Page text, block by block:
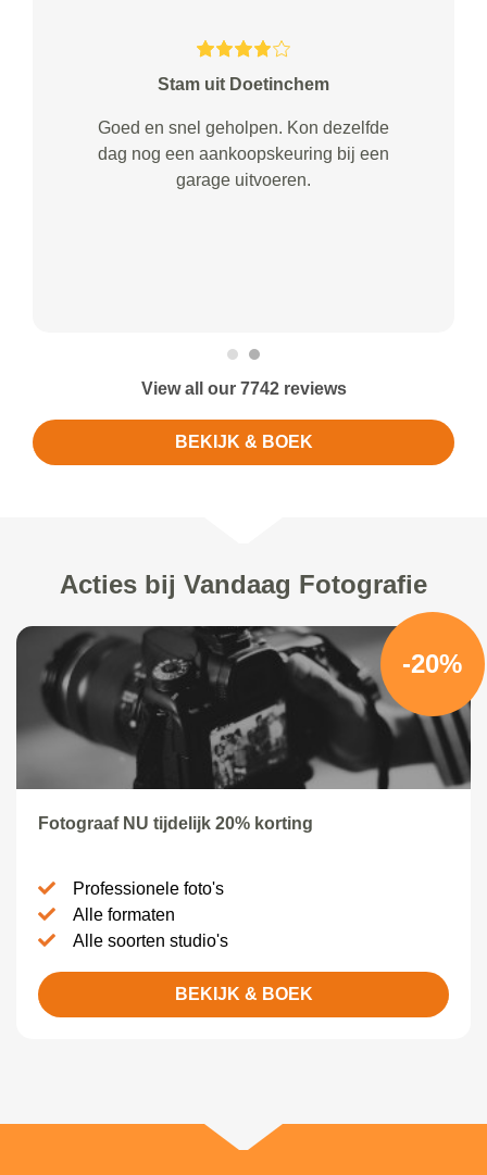
Stam uit Doetinchem
Goed en snel geholpen. Kon dezelfde
dag nog een aankoopskeuring bij een
garage uitvoeren.
View all our 7742 reviews
BEKIJK & BOEK
Acties bij Vandaag Fotografie
-20%
Fotograaf NU tijdelijk 20% korting
Professionele foto's
Alle formaten
Alle soorten studio's
BEKIJK & BOEK